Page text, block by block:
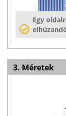
Egy
3. Méretek